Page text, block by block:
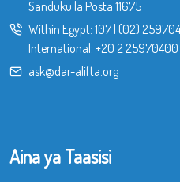
Sanduku la Posta 11675
Within Egypt: 107| (02)
International: +20 2 25970400
ask@dar-alifta.org
Aina ya Taasisi